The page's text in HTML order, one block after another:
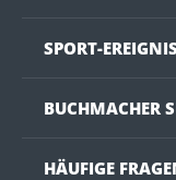
SPORT-
BUCHMACHER
HÄUFIGE